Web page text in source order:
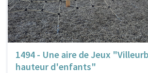
1494 - Une aire de Jeux
hauteur d'enfants"